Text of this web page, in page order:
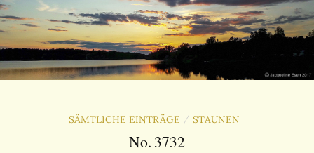
SÄMTLICHE EINTRÄGE / STAUNEN
No. 3732